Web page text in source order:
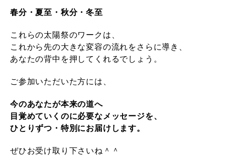
春分・夏至・秋分・冬至
これらの太陽祭のワークは、
これから先の大きな変容の流れを さらに導き、
あなたの背中を押してくれるでしょう。
ご参加いただいた方には、
今のあなたが本来の道へ
目覚めていくのに必要なメッセージを、
ひとりずつ・特別にお届けします。
ぜひお受け取り下さいね＾＾